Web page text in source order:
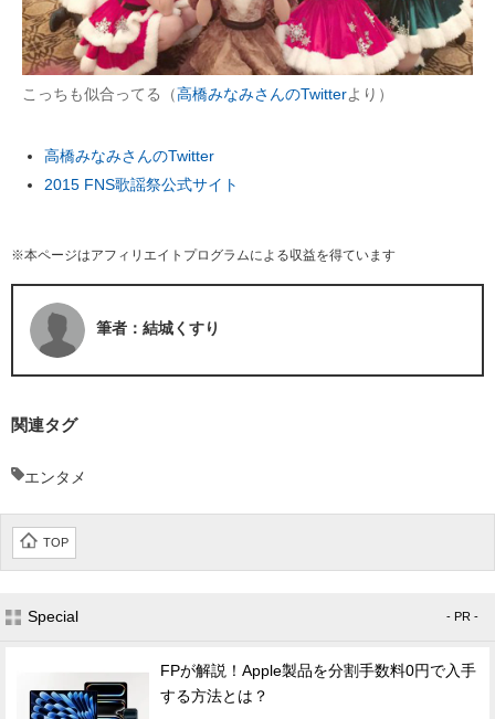
こっちも似合ってる（高橋みなみさんのTwitterより）
高橋みなみさんのTwitter
2015 FNS歌謡祭公式サイト
※本ページはアフィリエイトプログラムによる収益を得ています
筆者：結城くすり
関連タグ
エンタメ
TOP
Special - PR -
FPが解説！Apple製品を分割手数料0円で入手
する方法とは？